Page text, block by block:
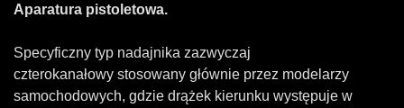
Aparatura pistoletowa.
Specyficzny typ nadajnika zazwyczaj
czterokanałowy stosowany głównie przez modelarzy
samochodowych, gdzie drążek kierunku występuje w